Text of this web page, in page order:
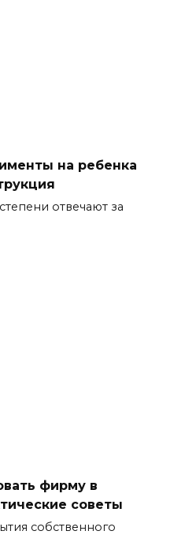
на ребенка
отвечают за
фирму в
советы
собственного